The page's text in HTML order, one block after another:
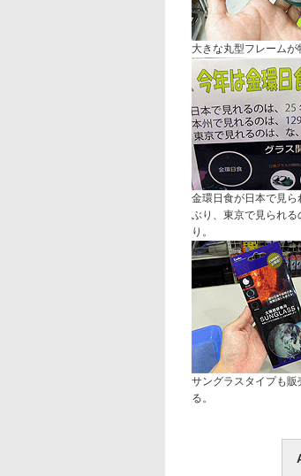
大きな丸型フレームが
金環日食が日本で見
ぶり、東京で見られ
り。
サングラスタイプも販
る。